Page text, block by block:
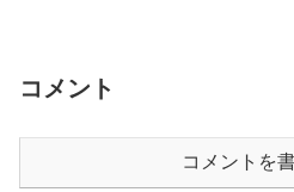
コメント
コメントを